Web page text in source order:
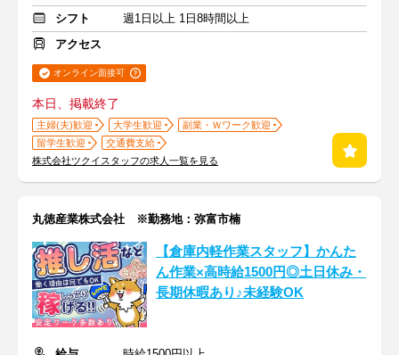
シフト
週1日以上 1日8時間以上
アクセス
オンライン面接可
本日、掲載終了
主婦(夫)歓迎 大学生歓迎
副業・Ｗワーク歓迎
留学生歓迎
交通費支給
株式会社ツクイスタッフの求人一覧を見る
丸徳産業株式会社 ※勤務地：弥富市楠
【倉庫内軽作業スタッフ】かんた
ん作業×高時給1500円◎土日休み・
長期休暇あり♪未経験OK